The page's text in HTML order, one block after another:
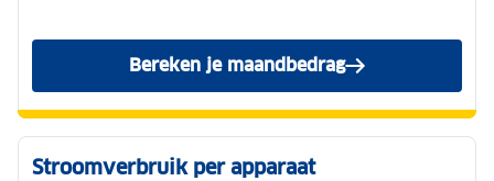
Bereken je maandbedrag
Stroomverbruik per apparaat